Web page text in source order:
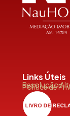
Links Úteis
Resolução
Política de